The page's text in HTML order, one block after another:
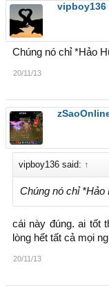
vipboy136
Chúng nó chỉ *Hảo
20/11/13
vipboy136 said: ↑
Chúng nó chỉ *Hảo
cái này đúng. ai tốt
lòng hết tất cả mọi
20/11/13